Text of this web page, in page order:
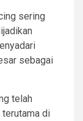
sering
sebagai
telah
terutama di